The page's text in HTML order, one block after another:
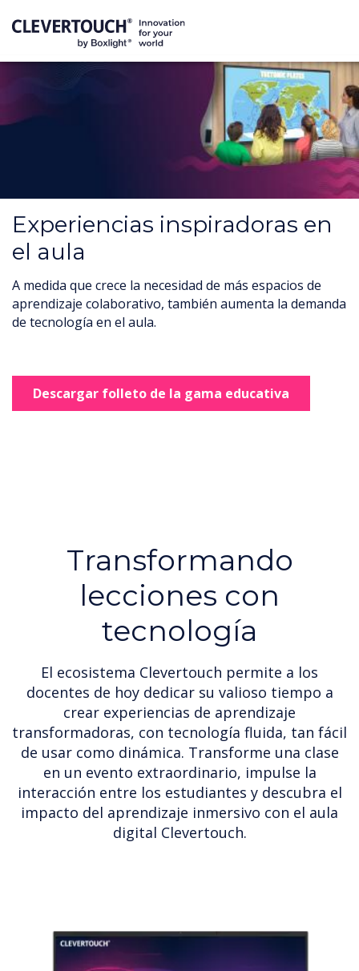
Experiencias inspiradoras en
el aula
A medida que crece la necesidad de más espacios de
aprendizaje colaborativo, también aumenta la demanda
de tecnología en el aula.
Descargar folleto de la gama educativa
Transformando
lecciones con
tecnología
El ecosistema Clevertouch permite a los
docentes de hoy dedicar su valioso tiempo a
crear experiencias de aprendizaje
transformadoras, con tecnología fluida, tan fácil
de usar como dinámica. Transforme una clase
en un evento extraordinario, impulse la
interacción entre los estudiantes y descubra el
impacto del aprendizaje inmersivo con el aula
digital Clevertouch.